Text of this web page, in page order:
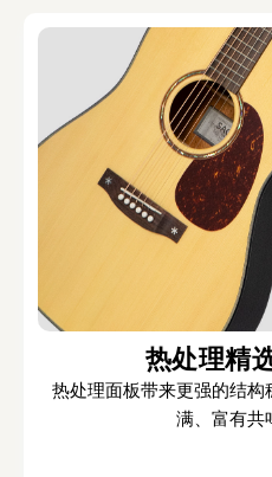
热处理精
热处理面板带来更强的结
满、富有共